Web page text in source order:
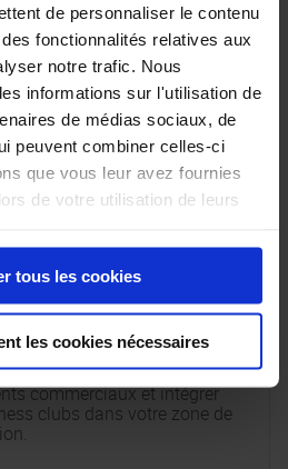
de personnaliser le contenu
fonctionnalités relatives aux
notre trafic. Nous
informations sur l'utilisation de
de médias sociaux, de
peuvent combiner celles-ci
que vous leur avez fournies
de votre utilisation de leurs
tous les cookies
les cookies nécessaires
expérience commerciale
2 ans (une expérience en
est un atout).
notions de mécanique et une
de la fiscalité
:
communicant,
et capable de bâtir des
confiance.
des compétences en
organisation:
motivé et orienté
les tâches
liées aux ventes.
activement à des
commerciaux et intégrer
clubs dans votre zone de